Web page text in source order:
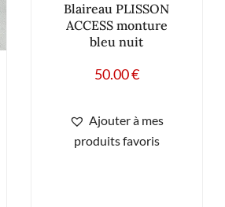
Blaireau PLISSON
ACCESS monture
bleu nuit
50.00€
Ajouter à mes
produits favoris